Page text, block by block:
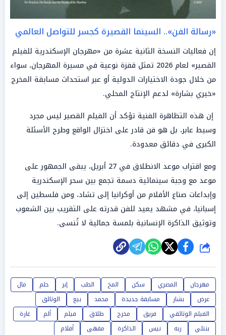
«رسالة الفن».. السينما القصيرة كجسر للتواصل العالمي
إن فعاليات النسخة الثانية عشرة من «مهرجان الإسكندرية للفيلم
القصير» لعام 2026 تمثل قفزة نوعية في مسيرة المهرجان، سواء
من خلال جودة الاختيارات الدولية أو عبر استحداث مسابقة المخرج
«خيري بشارة» لدعم الإنتاج المحلي.
إن هذه التظاهرة الفنية تؤكد أن الفيلم القصير ليس مجرد
وسيط عابر، بل هو فن قادر على اختزال الواقع وطرح الأسئلة
الكبرى في دقائق معدودة.
ومع اقتراب موعد الانطلاق في 27 أبريل، يبقى الجمهور على
موعد مع وجبة سينمائية دسمة تجمع بين سحر الإسكندرية
وإبداعات صناع الأفلام من أوكرانيا إلى تشاد، ومن فلسطين إلى
إسبانيا، في مشهد يعيد للفن قدرته على التقريب بين الشعوب
وتوثيق الذاكرة الإنسانية بلمسة جمالية لا تُنسى.
شارك
مهرجان المصري سكن المخ الطب إبر حلم
مال
عرض
بشار مسابقة جديدة محمد بيع
الوثائق
الفيلم الوثائقي
فريق مخرج طلاق فيلم ألم
غارة
بنتلي
ربه نيس الذاكرة مقهى
أفلام